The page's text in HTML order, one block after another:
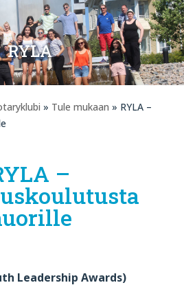
RYLA
» Tule mukaan » RYLA –
–
Leadership Awards)